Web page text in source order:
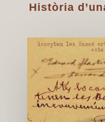
Història